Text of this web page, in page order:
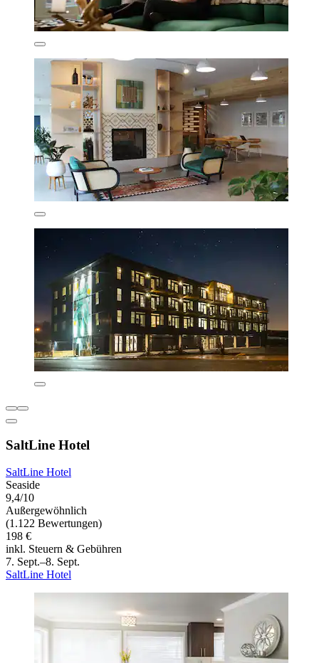
SaltLine Hotel
SaltLine Hotel
Seaside
9,4/10
Außergewöhnlich
(1.122 Bewertungen)
198 €
inkl. Steuern & Gebühren
7. Sept.–8. Sept.
SaltLine Hotel